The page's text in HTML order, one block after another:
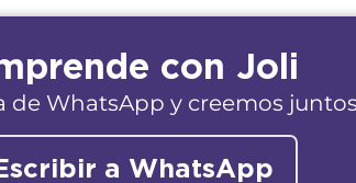
con Joli
de WhatsApp y creemos
a WhatsApp